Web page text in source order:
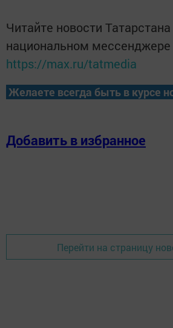
Читайте новости Татарстана
национальном
https://max.ru/tatmedia
Желаете всегда быть в курсе
Добавить в избранное
Перейти на страницу